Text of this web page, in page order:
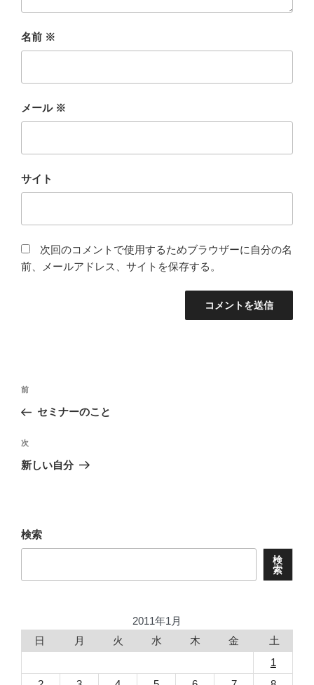
名前 ※
メール ※
サイト
次回のコメントで使用するためブラウザーに自分の名
前、メールアドレス、サイトを保存する。
投
ナ
ビ
ゲ
ン
前
の
稿
前
セミナーのこと
次
の
次
新しい自分
検索
検
索
2011年1月
日
月 火 水 木 金
土
1